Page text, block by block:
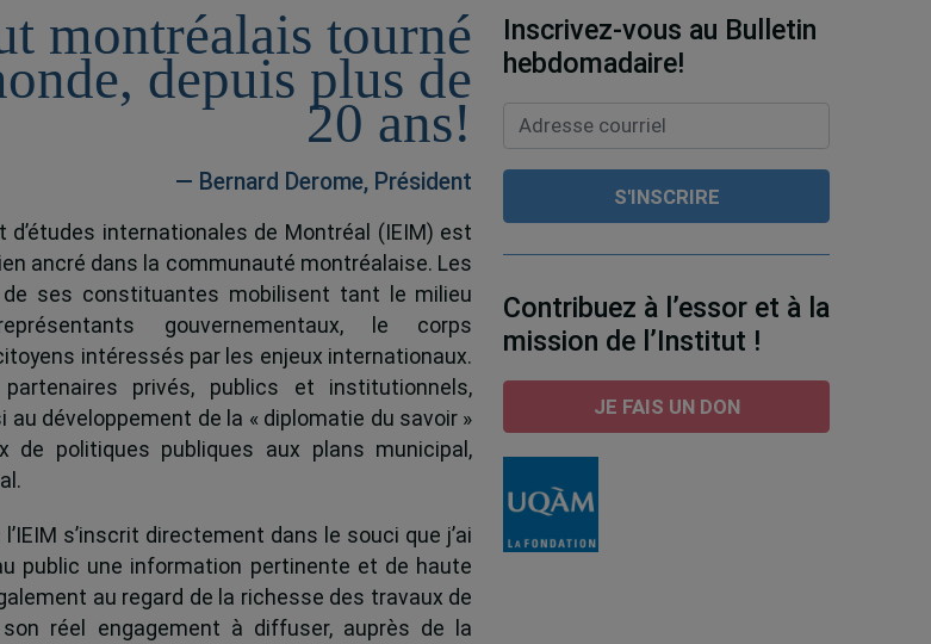
montréalais tourné
depuis plus de
20 ans!
— Bernard Derome, Président
d’études internationales de Montréal (IEIM) est
ancré dans la communauté montréalaise. Les
de ses constituantes mobilisent tant le milieu
gouvernementaux, le corps
intéressés par les enjeux internationaux.
privés, publics et institutionnels,
au développement de la « diplomatie du savoir »
de politiques publiques aux plans municipal,
s’inscrit directement dans le souci que j’ai
public une information pertinente et de haute
au regard de la richesse des travaux de
réel engagement à diffuser, auprès de la
Inscrivez-vous au Bulletin
hebdomadaire!
Contribuez à l’essor et à la
mission de l’Institut !
JE FAIS UN DON